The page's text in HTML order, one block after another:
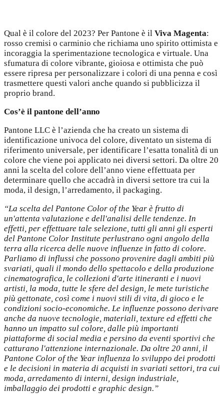
Qual è il colore del 2023? Per Pantone è il Viva Magenta:
rosso cremisi o carminio che richiama uno spirito ottimista e
incoraggia la sperimentazione tecnologica e virtuale. Una
sfumatura di colore vibrante, gioiosa e ottimista che può
essere ripresa per personalizzare i colori di una penna e così
trasmettere questi valori anche quando si pubblicizza il
proprio brand.
Cos’è il pantone dell’anno
Pantone LLC è l’azienda che ha creato un sistema di
identificazione univoca del colore, diventato un sistema di
riferimento universale, per identificare l’esatta tonalità di un
colore che viene poi applicato nei diversi settori. Da oltre 20
anni la scelta del colore dell’anno viene effettuata per
determinare quello che accadrà in diversi settore tra cui la
moda, il design, l’arredamento, il packaging.
“La scelta del Pantone Color of the Year è frutto di
un'attenta valutazione e dell'analisi delle tendenze. In
effetti, per effettuare tale selezione, tutti gli anni gli esperti
del Pantone Color Institute perlustrano ogni angolo della
terra alla ricerca delle nuove influenze in fatto di colore.
Parliamo di influssi che possono provenire dagli ambiti più
svariati, quali il mondo dello spettacolo e della produzione
cinematografica, le collezioni d'arte itineranti e i nuovi
artisti, la moda, tutte le sfere del design, le mete turistiche
più gettonate, così come i nuovi stili di vita, di gioco e le
condizioni socio-economiche. Le influenze possono derivare
anche da nuove tecnologie, materiali, texture ed effetti che
hanno un impatto sul colore, dalle più importanti
piattaforme di social media e persino da eventi sportivi che
catturano l'attenzione internazionale. Da oltre 20 anni, il
Pantone Color of the Year influenza lo sviluppo dei prodotti
e le decisioni in materia di acquisti in svariati settori, tra cui
moda, arredamento di interni, design industriale,
imballaggio dei prodotti e graphic design.”